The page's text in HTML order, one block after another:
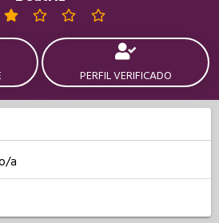
PERFIL VERIFICADO
a